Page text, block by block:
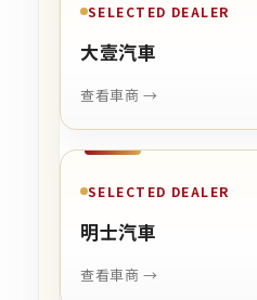
SELECTED DEALER
大壹汽車
查看車商 →
SELECTED DEALER
明士汽車
查看車商 →